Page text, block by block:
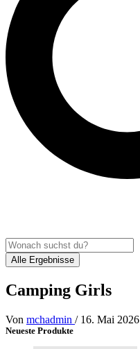
Alle Ergebnisse
Camping Girls
Von mchadmin / 16. Mai 2026
Neueste Produkte